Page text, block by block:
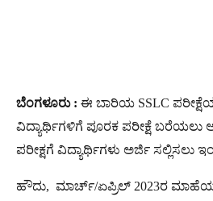
ಬೆಂಗಳೂರು : ಈ ಬಾರಿಯ SSLC
ವಿದ್ಯಾರ್ಥಿಗಳಿಗೆ ಪೂರಕ ಪರೀಕ್ಷೆ
ಪರೀಕ್ಷಗೆ ವಿದ್ಯಾರ್ಥಿಗಳು ಅರ್ಜಿ ಸಲ್ಲಿಸಲು
ಹೌದು, ಮಾರ್ಚ್/ಏಪ್ರಿಲ್ 2023ರ